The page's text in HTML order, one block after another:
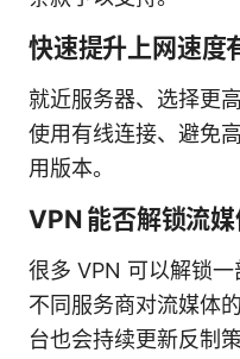
快速提升上网速度
就近服务器、选择更
使用有线连接、避免
用版本。
VPN 能否解锁流媒
很多 VPN 可以解锁
不同服务商对流媒体
台也会持续更新反制策